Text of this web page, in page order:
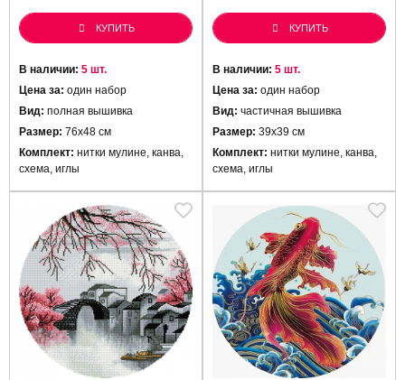
КУПИТЬ
В наличии: 5 шт.
Цена за: один набор
Вид: полная вышивка
Размер: 76х48 см
Комплект: нитки мулине, канва,
схема, иглы
КУПИТЬ
В наличии: 5 шт.
Цена за: один набор
Вид: частичная вышивка
Размер: 39х39 см
Комплект: нитки мулине, канва,
схема, иглы